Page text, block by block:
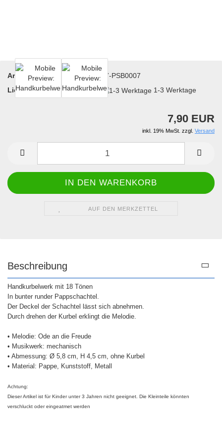
Art.Nr.:
17-PSB0007
Lieferzeit:
1-3 Werktage
7,90 EUR
inkl. 19% MwSt. zzgl. Versand
AUF DEN MERKZETTEL
Beschreibung
Handkurbelwerk mit 18 Tönen
In bunter runder Pappschachtel.
Der Deckel der Schachtel lässt sich abnehmen.
Durch drehen der Kurbel erklingt die Melodie.
• Melodie: Ode an die Freude
• Musikwerk: mechanisch
• Abmessung: Ø 5,8 cm, H 4,5 cm, ohne Kurbel
• Material: Pappe, Kunststoff, Metall
Achtung:
Dieser Artikel ist für Kinder unter 3 Jahren nicht geeignet. Die Kleinteile könnten
verschluckt oder eingeatmet werden